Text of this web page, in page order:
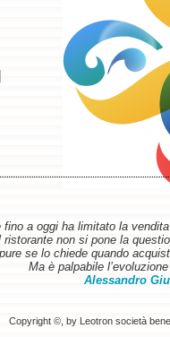
fino a oggi ha limitato la
ristorante non si pone la
se lo chiede quando
Ma è palpabile
Alessandro
Copyright ©, by Leotron società